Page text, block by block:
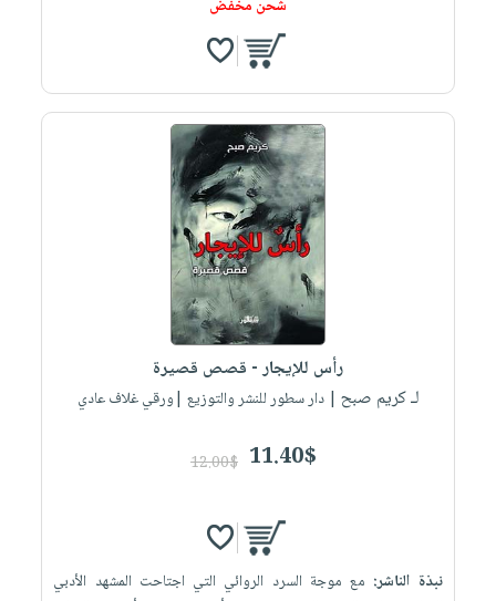
شحن مخفض
رأس للإيجار - قصص قصيرة
لـ كريم صبح | دار سطور للنشر والتوزيع |ورقي غلاف عادي
11.40$
12.00$
نبذة الناشر: مع موجة السرد الروائي التي اجتاحت المشهد الأدبي